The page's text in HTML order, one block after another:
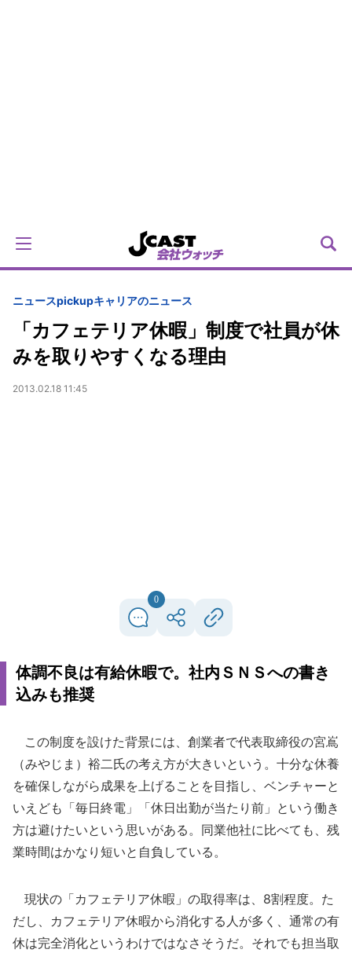
ニュースpickupキャリアのニュース
「カフェテリア休暇」制度で社員が休
みを取りやすくなる理由
2013.02.18 11:45
0
体調不良は有給休暇で。社内ＳＮＳへの書き
込みも推奨
この制度を設けた背景には、創業者で代表取締役の宮嶌
（みやじま）裕二氏の考え方が大きいという。十分な休養
を確保しながら成果を上げることを目指し、ベンチャーと
いえども「毎日終電」「休日出勤が当たり前」という働き
方は避けたいという思いがある。同業他社に比べても、残
業時間はかなり短いと自負している。
現状の「カフェテリア休暇」の取得率は、8割程度。た
だし、カフェテリア休暇から消化する人が多く、通常の有
休は完全消化というわけではなさそうだ。それでも担当取